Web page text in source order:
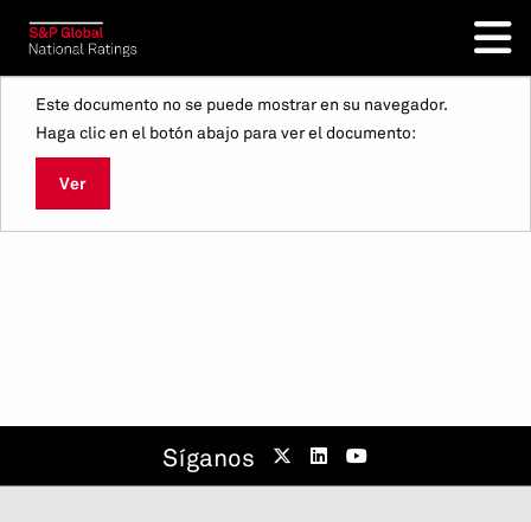
Este documento no se puede mostrar en su navegador.
Haga clic en el botón abajo para ver el documento:
Ver
Síganos